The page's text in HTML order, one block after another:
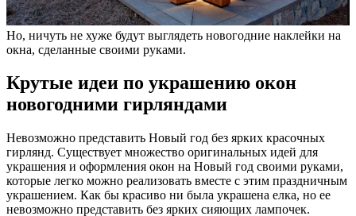
Но, ничуть не хуже будут выглядеть новогодние наклейки на
окна, сделанные своими руками.
Крутые идеи по украшению окон
новогодними гирляндами
Невозможно представить Новый год без ярких красочных
гирлянд. Существует множество оригинальных идей для
украшения и оформления окон на Новый год своими руками,
которые легко можно реализовать вместе с этим праздничным
украшением. Как бы красиво ни была украшена елка, но ее
невозможно представить без ярких сияющих лампочек.